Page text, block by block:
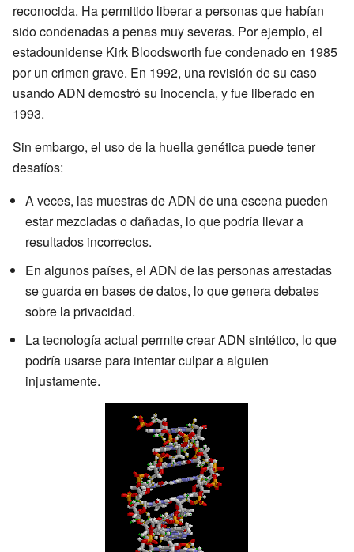
reconocida. Ha permitido liberar a personas que habían
sido condenadas a penas muy severas. Por ejemplo, el
estadounidense Kirk Bloodsworth fue condenado en 1985
por un crimen grave. En 1992, una revisión de su caso
usando ADN demostró su inocencia, y fue liberado en
1993.
Sin embargo, el uso de la huella genética puede tener
desafíos:
A veces, las muestras de ADN de una escena pueden
estar mezcladas o dañadas, lo que podría llevar a
resultados incorrectos.
En algunos países, el ADN de las personas arrestadas
se guarda en bases de datos, lo que genera debates
sobre la privacidad.
La tecnología actual permite crear ADN sintético, lo que
podría usarse para intentar culpar a alguien
injustamente.